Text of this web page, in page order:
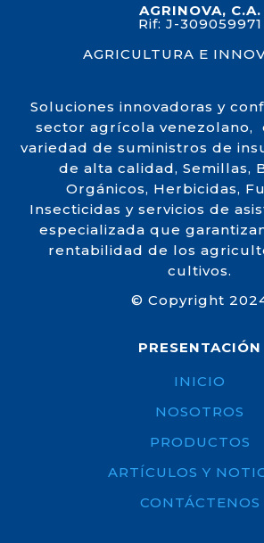
AGRINOVA, C.A.
Rif: J-309059971
AGRICULTURA E
Soluciones innovadoras y
sector agrícola venezolano,
variedad de suministros de
de alta calidad, Semillas,
Orgánicos, Herbicidas,
Insecticidas y servicios de
especializada que
rentabilidad de los
cultivos.
© Copyright
PRESENTACIÓN
INICIO
NOSOTROS
PRODUCTOS
ARTÍCULOS Y
CONTÁCTENOS